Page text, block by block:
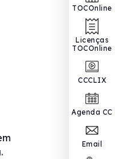
TOCOnline
Licenças
TOCOnline
CCCLIX
Agenda CC
Email